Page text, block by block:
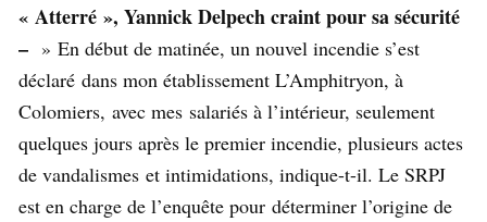
« Atterré », Yannick Delpech craint pour sa sécurité
– » En début de matinée, un nouvel incendie s’est
déclaré dans mon établissement L’Amphitryon, à
Colomiers, avec mes salariés à l’intérieur, seulement
quelques jours après le premier incendie, plusieurs actes
de vandalismes et intimidations, indique-t-il. Le SRPJ
est en charge de l’enquête pour déterminer l’origine de